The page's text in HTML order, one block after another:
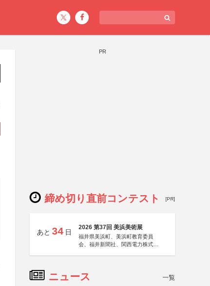
PR
締め切り直前コンテスト [PR]
あと 34 日
2026 第37回 美浜美術展
福井県美浜町、美浜町教育委員
会、福井新聞社、関西電力株式会
ニュース 一覧